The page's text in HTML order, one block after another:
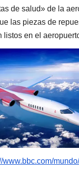
de salud» de la
las piezas de
listos en el
www.bbc.com/